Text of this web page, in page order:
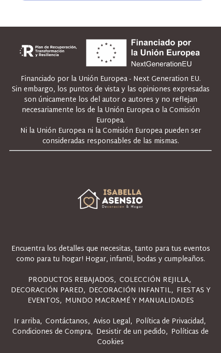
Financiado por la Unión Europea - Next Generation EU.
Sin embargo, los puntos de vista y las opiniones expresadas
son únicamente los del autor o autores y no reflejan
necesariamente los de la Unión Europea o la Comisión
Europea.
Ni la Unión Europea ni la Comisión Europea pueden ser
consideradas responsables de las mismas.
Encuentra los detalles que necesitas, tanto para tus eventos
como para tu hogar! Hogar, infantil, bodas y cumpleaños.
PRODUCTOS REBAJADOS COLECCIÓN REJILLA
DECORACIÓN PARED DECORACIÓN INFANTIL FIESTAS Y
EVENTOS MUNDO MACRAMÉ Y MANUALIDADES
Ir arriba Contáctanos Aviso Legal Política de Privacidad
Condiciones de Compra Desistir de un pedido Políticas de
Cookies